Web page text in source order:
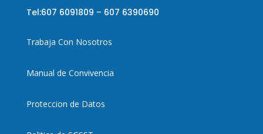
Tel:607 6091809 – 607 6390690
Trabaja Con Nosotros
Manual de Convivencia
Proteccion de Datos